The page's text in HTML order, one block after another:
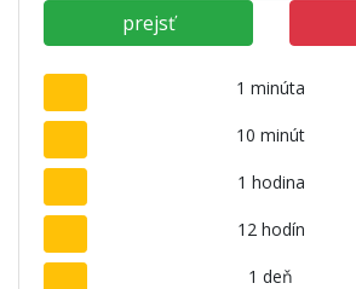
prejsť
1 minúta
10 minút
1 hodina
12 hodín
1 deň